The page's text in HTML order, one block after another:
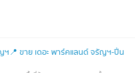
📍 ขาย เดอะ พาร์คแลนด์ จรัญฯ-ปิ่น